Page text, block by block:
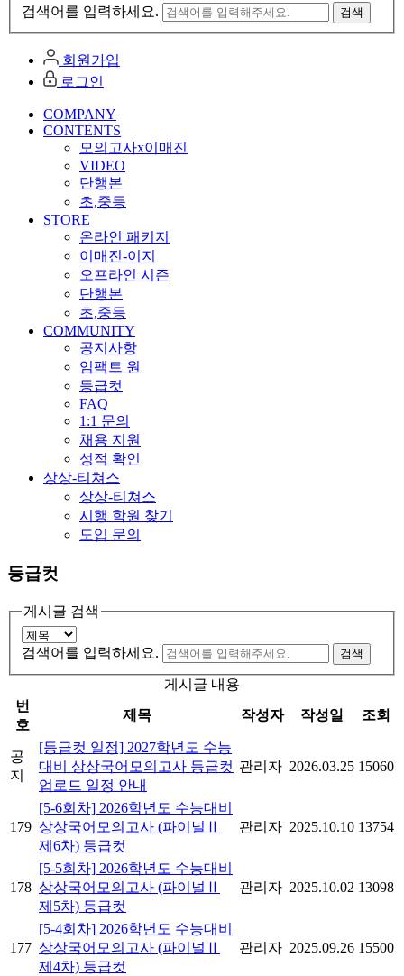
검색어를 입력하세요.
회원가입
로그인
COMPANY
CONTENTS
모의고사x이매진
VIDEO
단행본
초,중등
STORE
온라인 패키지
이매진-이지
오프라인 시즌
단행본
초,중등
COMMUNITY
공지사항
임팩트 원
등급컷
FAQ
1:1 문의
채용 지원
성적 확인
상상-티쳐스
상상-티쳐스
시행 학원 찾기
도입 문의
등급컷
게시글 검색
검색어를 입력하세요.
게시글 내용
번
호
제목 작성자 작성일 조회
공
지
[등급컷 일정] 2027학년도 수능
대비 상상국어모의고사 등급컷
업로드 일정 안내
관리자 2026.03.25 15060
179
[5-6회차] 2026학년도 수능대비
상상국어모의고사 (파이널Ⅱ
제6차) 등급컷
관리자 2025.10.10 13754
178
[5-5회차] 2026학년도 수능대비
상상국어모의고사 (파이널Ⅱ
제5차) 등급컷
관리자 2025.10.02 13098
177
[5-4회차] 2026학년도 수능대비
상상국어모의고사 (파이널Ⅱ
제4차) 등급컷
관리자 2025.09.26 15500